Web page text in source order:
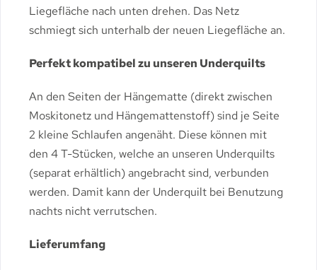
Liegefläche nach unten drehen. Das Netz
schmiegt sich unterhalb der neuen Liegefläche an.
Perfekt kompatibel zu unseren Underquilts
An den Seiten der Hängematte (direkt zwischen
Moskitonetz und Hängemattenstoff) sind je Seite
2 kleine Schlaufen angenäht. Diese können mit
den 4 T-Stücken, welche an unseren Underquilts
(separat erhältlich) angebracht sind, verbunden
werden. Damit kann der Underquilt bei Benutzung
nachts nicht verrutschen.
Lieferumfang